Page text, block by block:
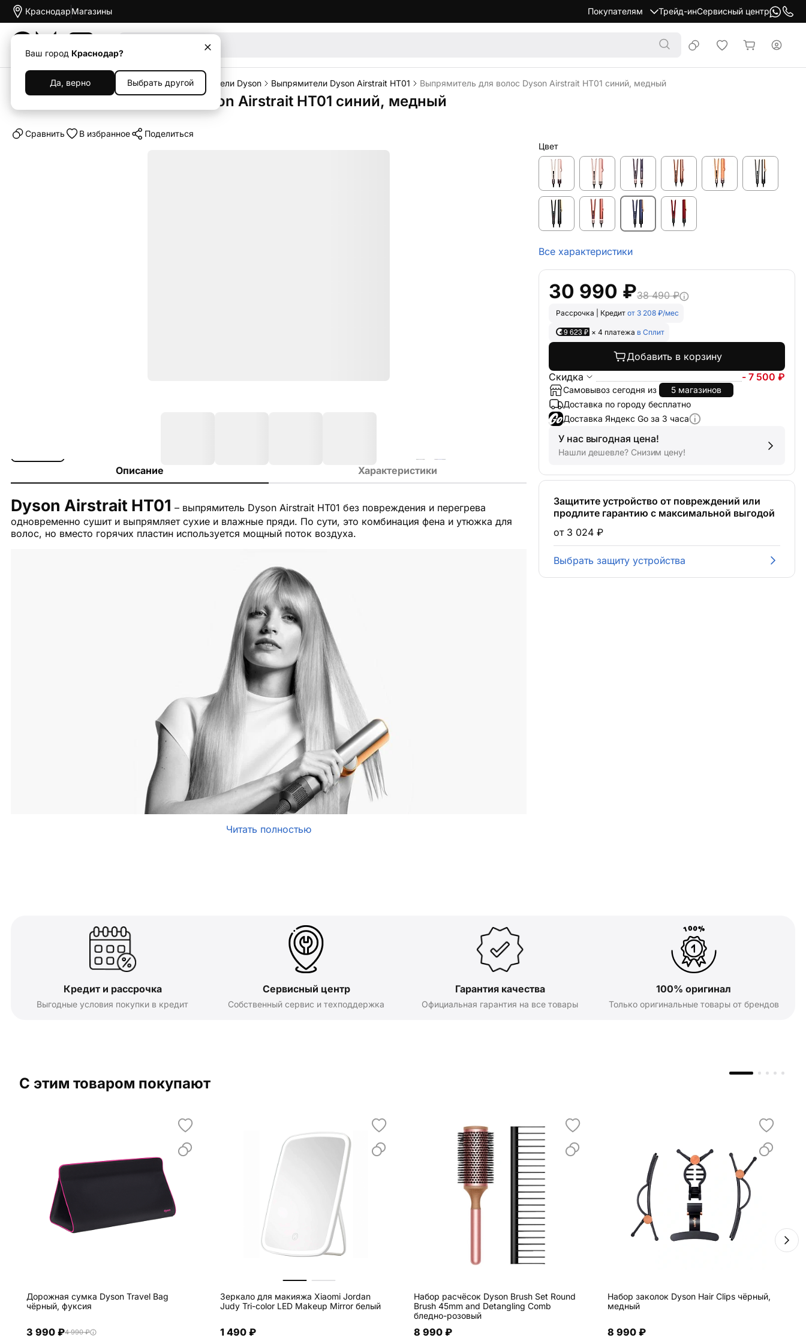
Краснодар
Ваш город Краснодар?
Да, верно Выбрать другой
Магазины Покупателям Трейд-инСервисный центр
Каталог Продукция Dyson Выпрямители Dyson Выпрямители Dyson Airstrait HT01 Выпрямитель для волос Dyson Airstrait HT01 синий, медный
Выпрямитель для волос Dyson Airstrait HT01 синий, медный
Cравнить В избранное Поделиться
Описание Характеристики
Dyson Airstrait HT01 – выпрямитель Dyson Airstrait HT01 без повреждения и перегрева
одновременно сушит и выпрямляет сухие и влажные пряди. По сути, это комбинация фена и утюжка для
волос, но вместо горячих пластин используется мощный поток воздуха.
Читать полностью
Цвет
Все характеристики
30 990 ₽38 490 ₽
Рассрочка | Кредит от 3 208 ₽/мес
9 623 ₽ × 4 платежа в Сплит
Добавить в корзину
Скидка
- 7 500 ₽
Самовывоз сегодня из
5 магазинов
Доставка по городу бесплатно
Доставка Яндекс Go за 3 часа
У нас выгодная цена!
Нашли дешевле? Снизим цену!
Защитите устройство от повреждений или
продлите гарантию с максимальной выгодой
от 3 024 ₽
Выбрать защиту устройства
Кредит и рассрочка
Выгодные условия покупки в кредит
Сервисный центр
Собственный сервис и техподдержка
Гарантия качества
Официальная гарантия на все товары
100% оригинал
Только оригинальные товары от брендов
С этим товаром покупают
Дорожная сумка Dyson Travel Bag
чёрный, фуксия
3 990 ₽4 990 ₽
Зеркало для макияжа Xiaomi Jordan
Judy Tri-color LED Makeup Mirror белый
1 490 ₽
Набор расчёсок Dyson Brush Set Round
Brush 45mm and Detangling Comb
бледно-розовый
8 990 ₽
Набор заколок Dyson Hair Clips чёрный,
медный
8 990 ₽